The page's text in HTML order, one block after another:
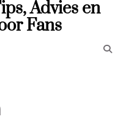
Advies en
Fans